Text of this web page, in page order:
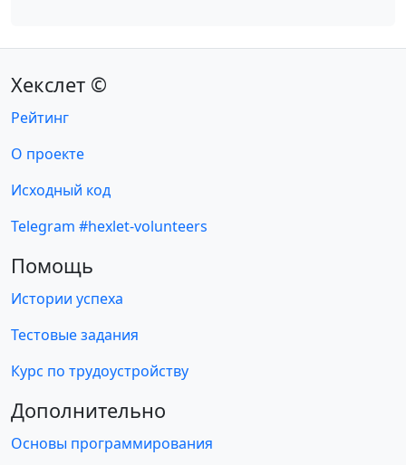
Хекслет ©
Рейтинг
О проекте
Исходный код
Telegram #hexlet-volunteers
Помощь
Истории успеха
Тестовые задания
Курс по трудоустройству
Дополнительно
Основы программирования